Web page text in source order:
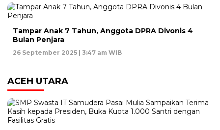
Tampar Anak 7 Tahun, Anggota DPRA Divonis 4
Bulan Penjara
26 September 2025 | 3:47 am WIB
ACEH UTARA